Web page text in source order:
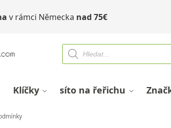
v rámci Německa nad 75€
Klíčky síto na řeřichu